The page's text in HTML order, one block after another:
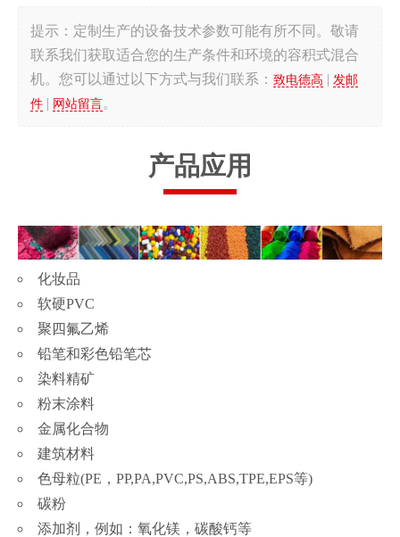
提示：定制生产的设备技术参数可能有所不同。敬请
联系我们获取适合您的生产条件和环境的容积式混合
机。您可以通过以下方式与我们联系： 致电德高 | 发邮
件| 网站留言。
产品应用
化妆品
软硬PVC
聚四氟乙烯
铅笔和彩色铅笔芯
染料精矿
粉末涂料
金属化合物
建筑材料
色母粒(PE，PP,PA,PVC,PS,ABS,TPE,EPS等)
碳粉
添加剂，例如：氧化镁，碳酸钙等